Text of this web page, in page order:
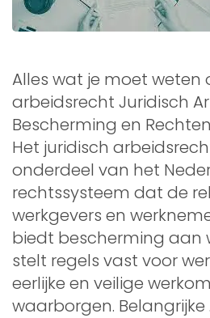
Alles wat je moet weten
arbeidsrecht Juridisch
Bescherming en
Het juridisch
onderdeel van het
rechtssysteem dat de
werkgevers en
biedt bescherming aan
stelt regels vast voor
eerlijke en veilige
waarborgen. Belangrijke